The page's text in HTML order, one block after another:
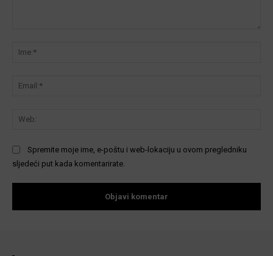
Spremite moje ime, e-poštu i web-lokaciju u ovom pregledniku
sljedeći put kada komentarirate.